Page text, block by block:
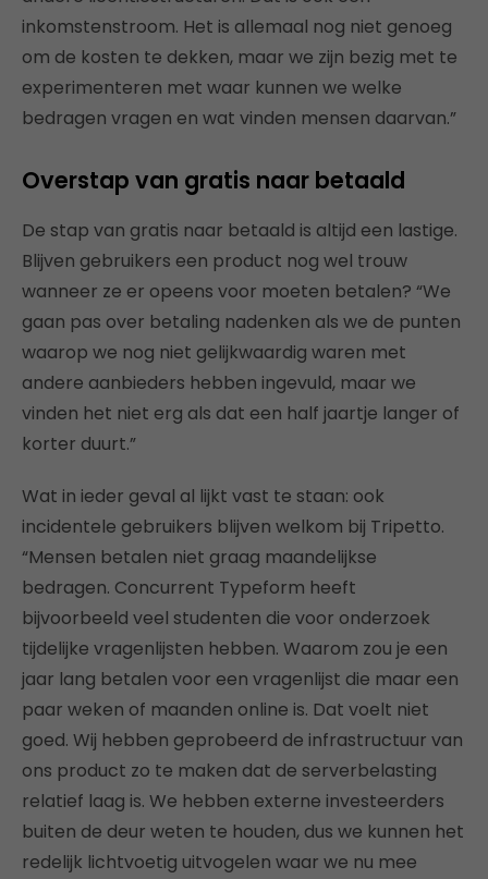
inkomstenstroom. Het is allemaal nog niet genoeg
om de kosten te dekken, maar we zijn bezig met te
experimenteren met waar kunnen we welke
bedragen vragen en wat vinden mensen daarvan.”
Overstap van gratis naar betaald
De stap van gratis naar betaald is altijd een lastige.
Blijven gebruikers een product nog wel trouw
wanneer ze er opeens voor moeten betalen? “We
gaan pas over betaling nadenken als we de punten
waarop we nog niet gelijkwaardig waren met
andere aanbieders hebben ingevuld, maar we
vinden het niet erg als dat een half jaartje langer of
korter duurt.”
Wat in ieder geval al lijkt vast te staan: ook
incidentele gebruikers blijven welkom bij Tripetto.
“Mensen betalen niet graag maandelijkse
bedragen. Concurrent Typeform heeft
bijvoorbeeld veel studenten die voor onderzoek
tijdelijke vragenlijsten hebben. Waarom zou je een
jaar lang betalen voor een vragenlijst die maar een
paar weken of maanden online is. Dat voelt niet
goed. Wij hebben geprobeerd de infrastructuur van
ons product zo te maken dat de serverbelasting
relatief laag is. We hebben externe investeerders
buiten de deur weten te houden, dus we kunnen het
redelijk lichtvoetig uitvogelen waar we nu mee